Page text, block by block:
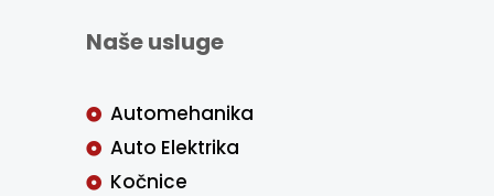
Naše usluge
Automehanika
Auto Elektrika
Kočnice